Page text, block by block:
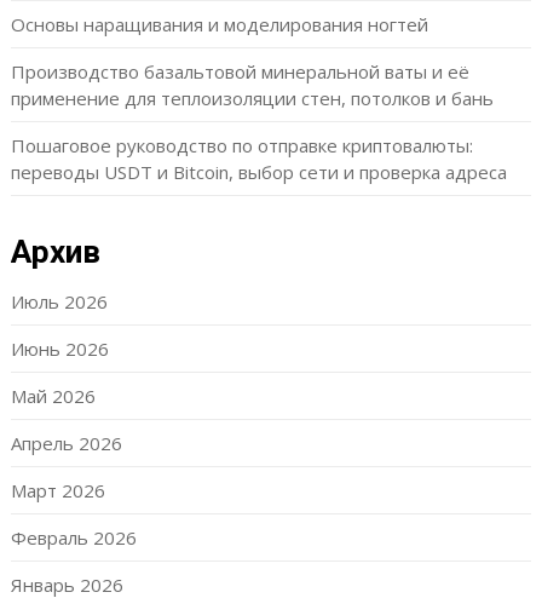
Основы наращивания и моделирования ногтей
Производство базальтовой минеральной ваты и её
применение для теплоизоляции стен, потолков и бань
Пошаговое руководство по отправке криптовалюты:
переводы USDT и Bitcoin, выбор сети и проверка адреса
Архив
Июль 2026
Июнь 2026
Май 2026
Апрель 2026
Март 2026
Февраль 2026
Январь 2026